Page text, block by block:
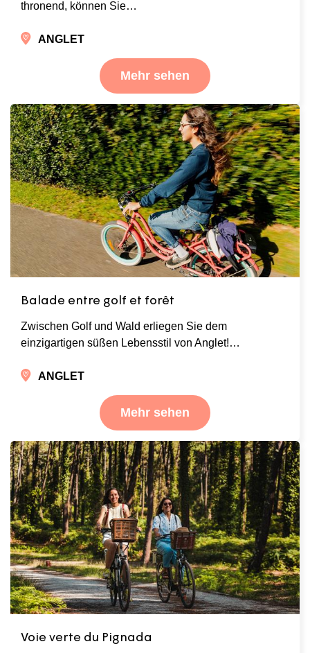
thronend, können Sie…
ANGLET
Mehr sehen
Balade entre golf et forêt
Zwischen Golf und Wald erliegen Sie dem
einzigartigen süßen Lebensstil von Anglet!…
ANGLET
Mehr sehen
Voie verte du Pignada